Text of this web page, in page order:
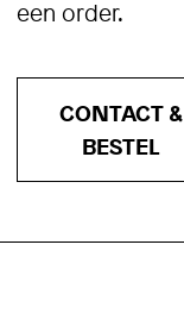
een order.
CONTACT &
BESTEL